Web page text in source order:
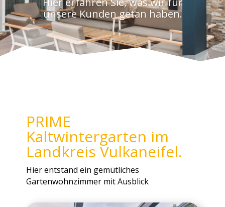
unsere Kunden getan haben.
PRIME
Kaltwintergarten im
Landkreis Vulkaneifel.
Hier entstand ein gemütliches
Gartenwohnzimmer mit Ausblick